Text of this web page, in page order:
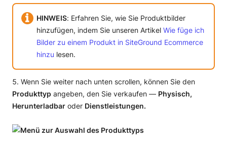
HINWEIS: Erfahren Sie, wie Sie Produktbilder
hinzufügen, indem Sie unseren Artikel Wie füge ich
Bilder zu einem Produkt in SiteGround Ecommerce
hinzu lesen.
Wenn Sie weiter nach unten scrollen, können Sie den
Produkttyp angeben, den Sie verkaufen — Physisch,
Herunterladbar oder Dienstleistungen.